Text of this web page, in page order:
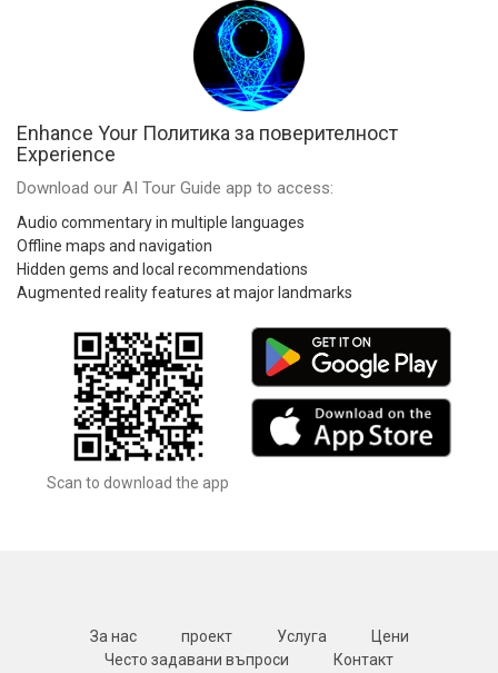
Enhance Your Политика за поверителност
Experience
Download our AI Tour Guide app to access:
Audio commentary in multiple languages
Offline maps and navigation
Hidden gems and local recommendations
Augmented reality features at major landmarks
Scan to download the app
За нас проект Услуга
Цени
Често задавани въпроси
Контакт